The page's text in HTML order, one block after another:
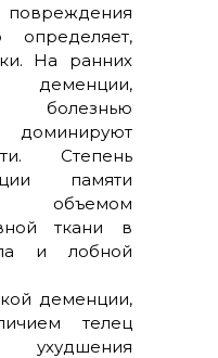
определяет,
На ранних
деменции,
болезнью
Степень
памяти
объемом
ткани в
и лобной
деменции,
телец